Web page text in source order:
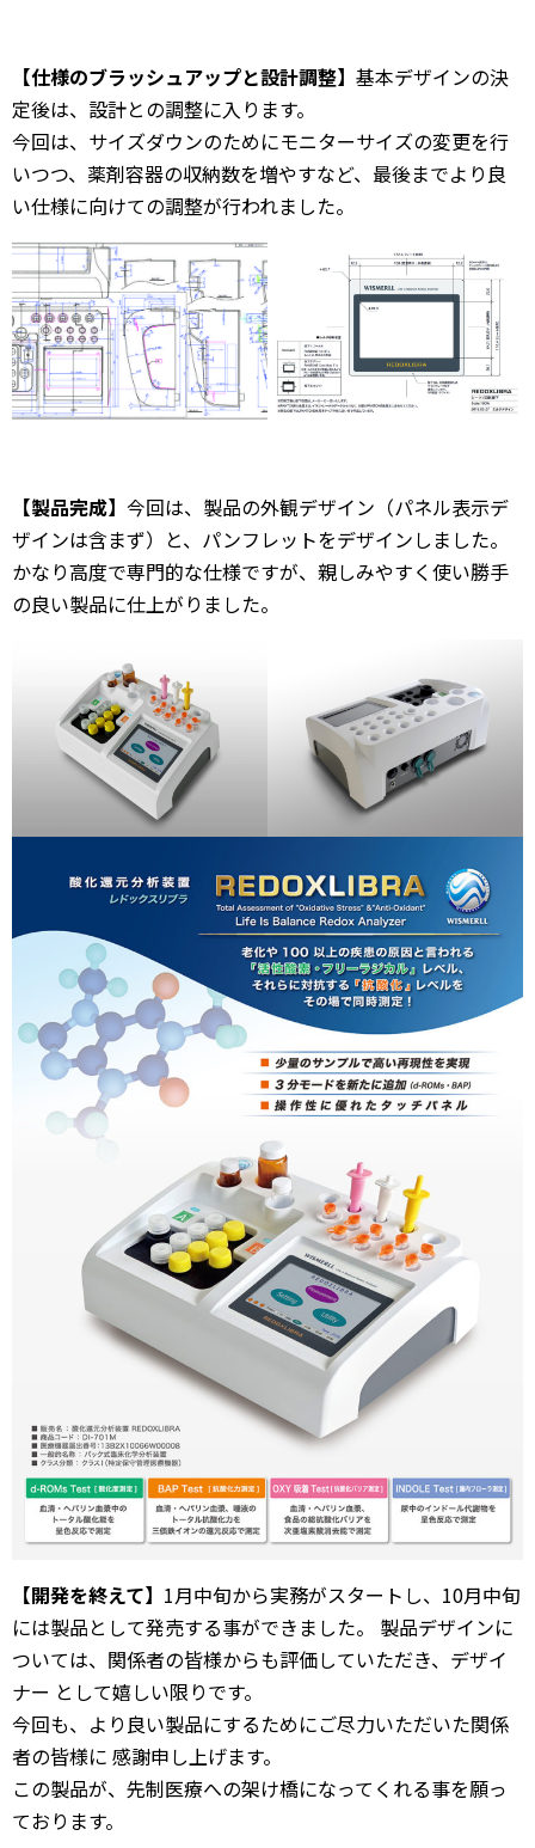
【仕様のブラッシュアップと設計調整】 基本デザインの決
定後は、設計との調整に入ります。
今回は、サイズダウンのためにモニターサイズの変更を行
いつつ、薬剤容器の収納数を増やすなど、最後までより良
い仕様に向けての調整が行われました。
【製品完成】 今回は、製品の外観デザイン（パネル表示デ
ザインは含まず）と、パンフレットをデザインしました。
かなり高度で専門的な仕様ですが、親しみやすく使い勝手
の良い製品に仕上がりました。
【開発を終えて】 1月中旬から実務がスタートし、10月中旬
には製品として発売する事ができました。 製品デザインに
ついては、関係者の皆様からも評価していただき、デザイ
ナー として嬉しい限りです。
今回も、より良い製品にするためにご尽力いただいた関係
者の皆様に 感謝申し上げます。
この製品が、先制医療への架け橋になってくれる事を願っ
ております。